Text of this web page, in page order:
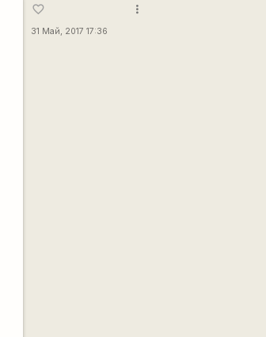
favorite_border
31 Май, 2017 17:36
more_vert